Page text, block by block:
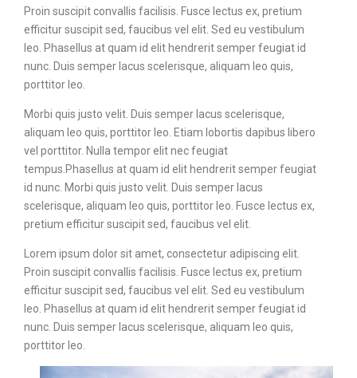
Proin suscipit convallis facilisis. Fusce lectus ex, pretium
efficitur suscipit sed, faucibus vel elit. Sed eu vestibulum
leo. Phasellus at quam id elit hendrerit semper feugiat id
nunc. Duis semper lacus scelerisque, aliquam leo quis,
porttitor leo.
Morbi quis justo velit. Duis semper lacus scelerisque,
aliquam leo quis, porttitor leo. Etiam lobortis dapibus libero
vel porttitor. Nulla tempor elit nec feugiat
tempus.Phasellus at quam id elit hendrerit semper feugiat
id nunc. Morbi quis justo velit. Duis semper lacus
scelerisque, aliquam leo quis, porttitor leo. Fusce lectus ex,
pretium efficitur suscipit sed, faucibus vel elit.
Lorem ipsum dolor sit amet, consectetur adipiscing elit.
Proin suscipit convallis facilisis. Fusce lectus ex, pretium
efficitur suscipit sed, faucibus vel elit. Sed eu vestibulum
leo. Phasellus at quam id elit hendrerit semper feugiat id
nunc. Duis semper lacus scelerisque, aliquam leo quis,
porttitor leo.